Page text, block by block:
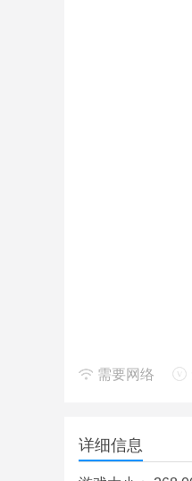
2.剧情架构成熟
需要网络
详细信息